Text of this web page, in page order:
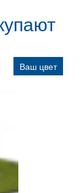
Ваш цвет